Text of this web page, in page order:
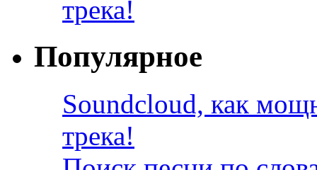
трека!
Популярное
Soundcloud, как
трека!